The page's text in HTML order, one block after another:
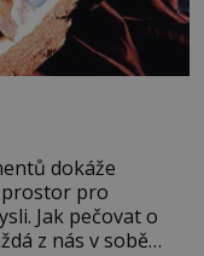
dokáže
pro
Jak pečovat o
z nás v sobě